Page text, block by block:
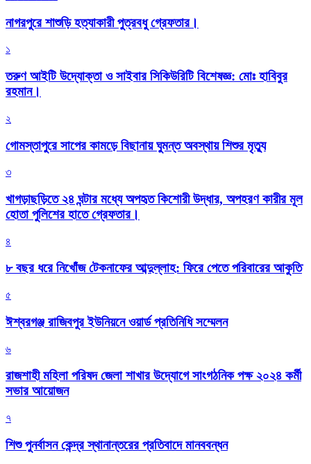
নাগরপুরে শাশুড়ি হত্যাকারী পুত্রবধু গ্রেফতার।
১
তরুণ আইটি উদ্যোক্তা ও সাইবার সিকিউরিটি বিশেষজ্ঞ: মোঃ হাবিবুর
রহমান।
২
গোমস্তাপুরে সাপের কামড়ে বিছানায় ঘুমন্ত অবস্থায় শিশুর মৃত্যু
৩
খাগড়াছড়িতে ২৪ ঘন্টার মধ্যে অপহৃত কিশোরী উদ্ধার, অপহরণ কারীর মূল
হোতা পুলিশের হাতে গ্রেফতার।
৪
৮ বছর ধরে নিখোঁজ টেকনাফের আব্দুল্লাহ: ফিরে পেতে পরিবারের আকুতি
৫
ঈশ্বরগঞ্জ রাজিবপুর ইউনিয়নে ওয়ার্ড প্রতিনিধি সম্মেলন
৬
রাজশাহী মহিলা পরিষদ জেলা শাখার উদ্যোগে সাংগঠনিক পক্ষ ২০২৪ কর্মী
সভার আয়োজন
৭
শিশু পুনর্বাসন কেন্দ্র স্থানান্তরের প্রতিবাদে মানববন্ধন